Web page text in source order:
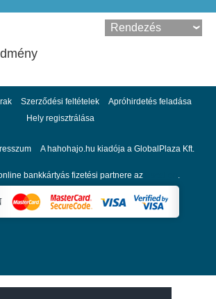
Szerződési feltételek
Apróhirdetés feladása
Hely regisztrálása
A hahohajo.hu kiadója a GlobalPlaza Kft.
bankkártyás fizetési partnere az .